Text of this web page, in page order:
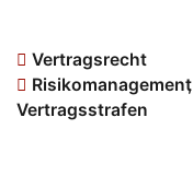
Vertragsrecht
Risikomanagement,
Vertragsstrafen